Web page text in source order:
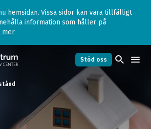
hemsidan. Vissa sidor kan vara tillfälligt
information som håller på
mer
Stöd oss search menu